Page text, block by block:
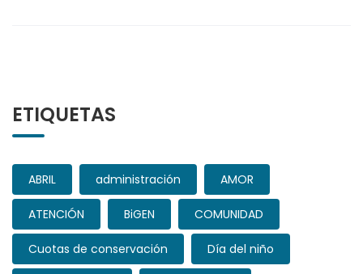
ETIQUETAS
ABRIL administración AMOR
ATENCIÓN BiGEN COMUNIDAD
Cuotas de conservación Día del niño